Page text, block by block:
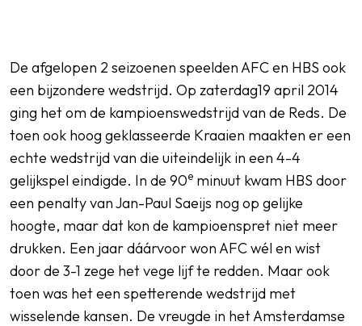
De afgelopen 2 seizoenen speelden AFC en HBS ook
een bijzondere wedstrijd. Op zaterdag19 april 2014
ging het om de kampioenswedstrijd van de Reds. De
toen ook hoog geklasseerde Kraaien maakten er een
echte wedstrijd van die uiteindelijk in een 4-4
gelijkspel eindigde. In de 90e minuut kwam HBS door
een penalty van Jan-Paul Saeijs nog op gelijke
hoogte, maar dat kon de kampioenspret niet meer
drukken. Een jaar dáárvoor won AFC wél en wist
door de 3-1 zege het vege lijf te redden. Maar ook
toen was het een spetterende wedstrijd met
wisselende kansen. De vreugde in het Amsterdamse